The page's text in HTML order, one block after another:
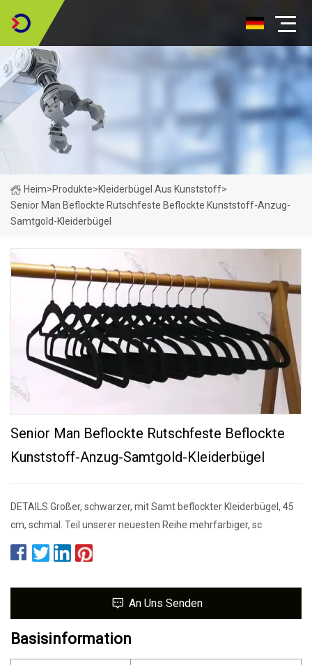
Heim>Produkte>Kleiderbügel Aus Kunststoff>
Senior Man Beflockte Rutschfeste Beflockte Kunststoff-Anzug-
Samtgold-Kleiderbügel
Senior Man Beflockte Rutschfeste Beflockte
Kunststoff-Anzug-Samtgold-Kleiderbügel
DETAILS Großer, schwarzer, mit Samt beflockter Kleiderbügel, 45
cm, schmal. Teil unserer neuesten Reihe mehrfarbiger, sc
An Uns Senden
Basisinformation